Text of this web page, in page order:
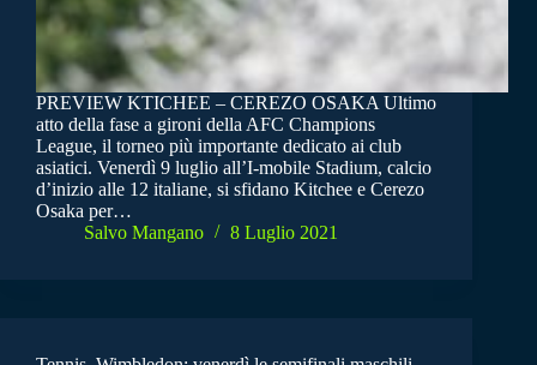
PREVIEW KTICHEE – CEREZO OSAKA Ultimo
atto della fase a gironi della AFC Champions
League, il torneo più importante dedicato ai club
asiatici. Venerdì 9 luglio all’I-mobile Stadium, calcio
d’inizio alle 12 italiane, si sfidano Kitchee e Cerezo
Osaka per…
Salvo Mangano
8 Luglio 2021